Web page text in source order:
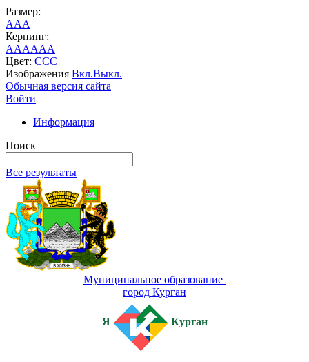
Размер:
AAA
Кернинг:
AAAAAA
Цвет: CCC
Изображения Вкл.Выкл.
Обычная версия сайта
Войти
Информация
Поиск
Все результаты
Муниципальное образование
город Курган
Я Курган